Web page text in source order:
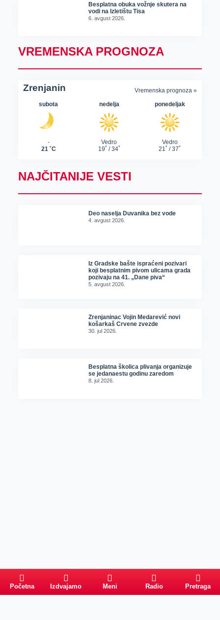
Besplatna obuka vožnje skutera na
vodi na Izletištu Tisa
6. avgust 2026.
VREMENSKA PROGNOZA
NAJČITANIJE VESTI
Deo naselja Duvanika bez vode
4. avgust 2026.
Iz Gradske bašte ispraćeni pozivari
koji besplatnim pivom ulicama grada
pozivaju na 41. „Dane piva“
5. avgust 2026.
Zrenjaninac Vojin Medarević novi
košarkaš Crvene zvezde
30. jul 2026.
Besplatna školica plivanja organizuje
se jedanaestu godinu zaredom
8. jul 2026.
Početna Izdvajamo Meni Radio Pretraga